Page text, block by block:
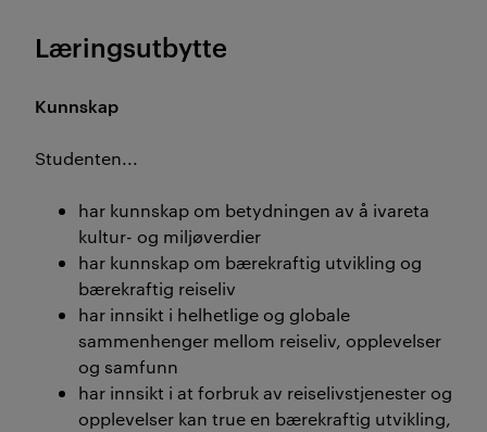
Læringsutbytte
Kunnskap
Studenten...
har kunnskap om betydningen av å ivareta
kultur- og miljøverdier
har kunnskap om bærekraftig utvikling og
bærekraftig reiseliv
har innsikt i helhetlige og globale
sammenhenger mellom reiseliv, opplevelser
og samfunn
har innsikt i at forbruk av reiselivstjenester og
opplevelser kan true en bærekraftig utvikling,